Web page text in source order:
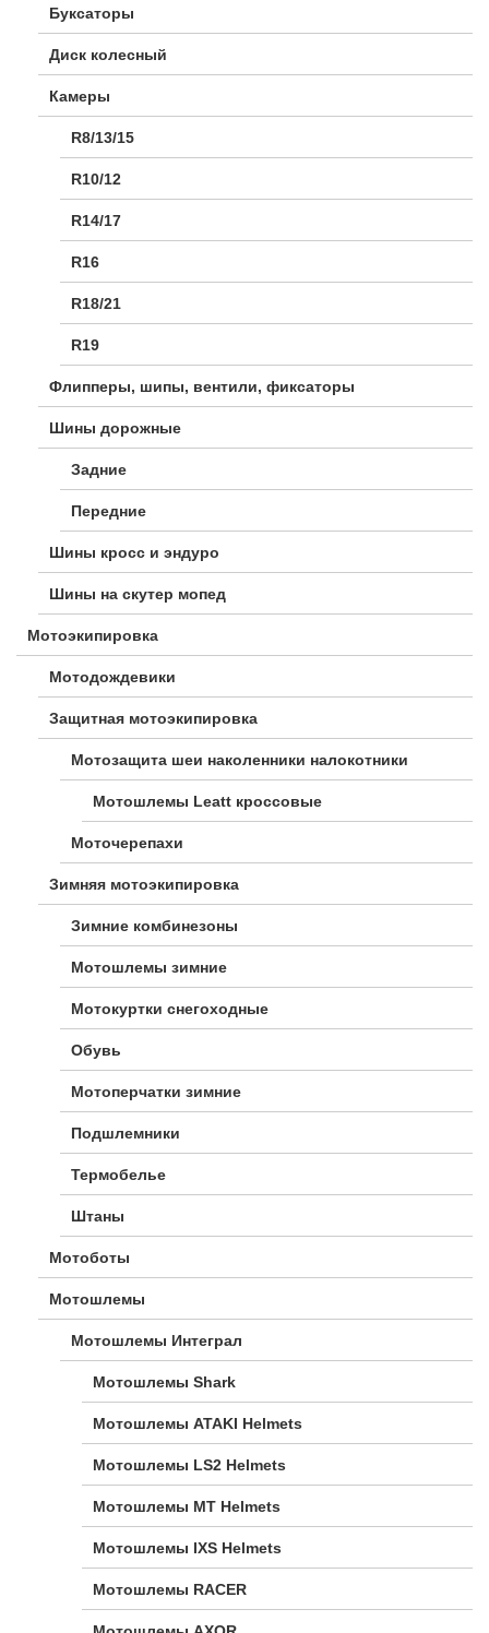
Буксаторы
Диск колесный
Камеры
R8/13/15
R10/12
R14/17
R16
R18/21
R19
Флипперы, шипы, вентили, фиксаторы
Шины дорожные
Задние
Передние
Шины кросс и эндуро
Шины на скутер мопед
Мотоэкипировка
Мотодождевики
Защитная мотоэкипировка
Мотозащита шеи наколенники налокотники
Мотошлемы Leatt кроссовые
Моточерепахи
Зимняя мотоэкипировка
Зимние комбинезоны
Мотошлемы зимние
Мотокуртки снегоходные
Обувь
Мотоперчатки зимние
Подшлемники
Термобелье
Штаны
Мотоботы
Мотошлемы
Мотошлемы Интеграл
Мотошлемы Shark
Мотошлемы ATAKI Helmets
Мотошлемы LS2 Helmets
Мотошлемы MT Helmets
Мотошлемы IXS Helmets
Мотошлемы RACER